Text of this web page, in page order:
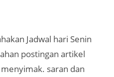
Jadwal hari Senin
postingan artikel
saran dan